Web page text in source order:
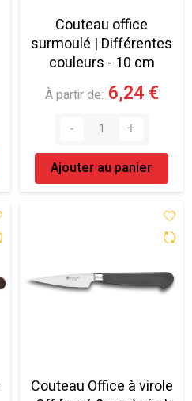
Couteau office
surmoulé | Différentes
couleurs - 10 cm
À partir de 6,24 €
Ajouter au panier
Couteau Office à virole